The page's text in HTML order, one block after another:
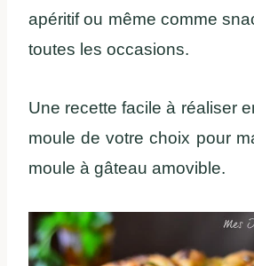
apéritif ou même comme
toutes les occasions.
Une recette facile à réaliser
moule de votre choix pour
moule à gâteau amovible.